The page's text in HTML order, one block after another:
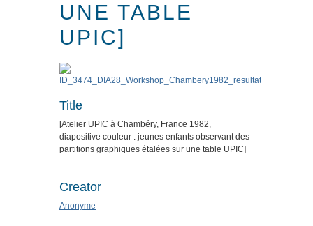
UNE TABLE
UPIC]
Title
[Atelier UPIC à Chambéry, France 1982,
diapositive couleur : jeunes enfants observant des
partitions graphiques étalées sur une table UPIC]
Creator
Anonyme